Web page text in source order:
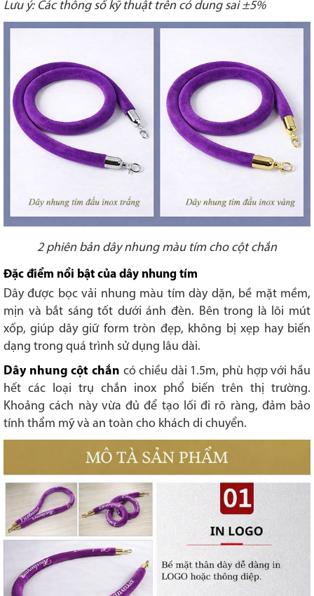
Lưu ý: Các thông số kỹ thuật trên có dung sai ±5%
2 phiên bản dây nhung màu tím cho cột chắn
Đặc điểm nổi bật của dây nhung tím
Dây được bọc vải nhung màu tím dày dặn, bề mặt mềm,
mịn và bắt sáng tốt dưới ánh đèn. Bên trong là lõi mút
xốp, giúp dây giữ form tròn đẹp, không bị xẹp hay biến
dạng trong quá trình sử dụng lâu dài.
Dây nhung cột chắn có chiều dài 1.5m, phù hợp với hầu
hết các loại trụ chắn inox phổ biến trên thị trường.
Khoảng cách này vừa đủ để tạo lối đi rõ ràng, đảm bảo
tính thẩm mỹ và an toàn cho khách di chuyển.